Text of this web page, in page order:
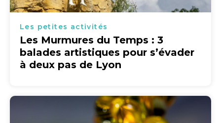
Les petites activités
Les Murmures du Temps : 3
balades artistiques pour s’évader
à deux pas de Lyon